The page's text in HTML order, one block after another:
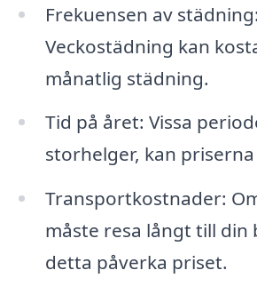
Frekuensen av städning:
Veckostädning kan
månatlig städning.
Tid på året: Vissa
storhelger, kan
Transportkostnader:
måste resa långt till din
detta påverka priset.